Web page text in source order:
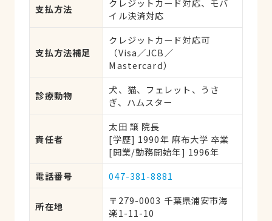
支払方法
クレジットカード対応、モバ
イル決済対応
支払方法補足
クレジットカード対応可
（Visa／JCB／
Mastercard）
診療動物
犬、猫、フェレット、うさ
ぎ、ハムスター
責任者
太田 譲 院長
[学歴] 1990年 麻布大学 卒業
[開業/勤務開始年] 1996年
電話番号
047-381-8881
所在地
〒279-0003 千葉県浦安市海
楽1-11-10